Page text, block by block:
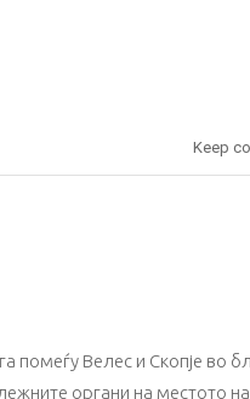
Keep
помеѓу Велес и Скопје во
органи на местото